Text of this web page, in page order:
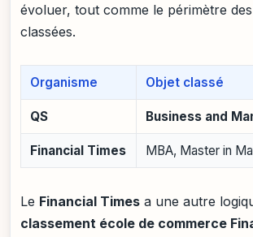
évoluer, tout comme le périmètre
classées.
Organisme Objet classé
QS Business and
Financial Times MBA, Master in
Le Financial Times a une autre
classement école de commerce